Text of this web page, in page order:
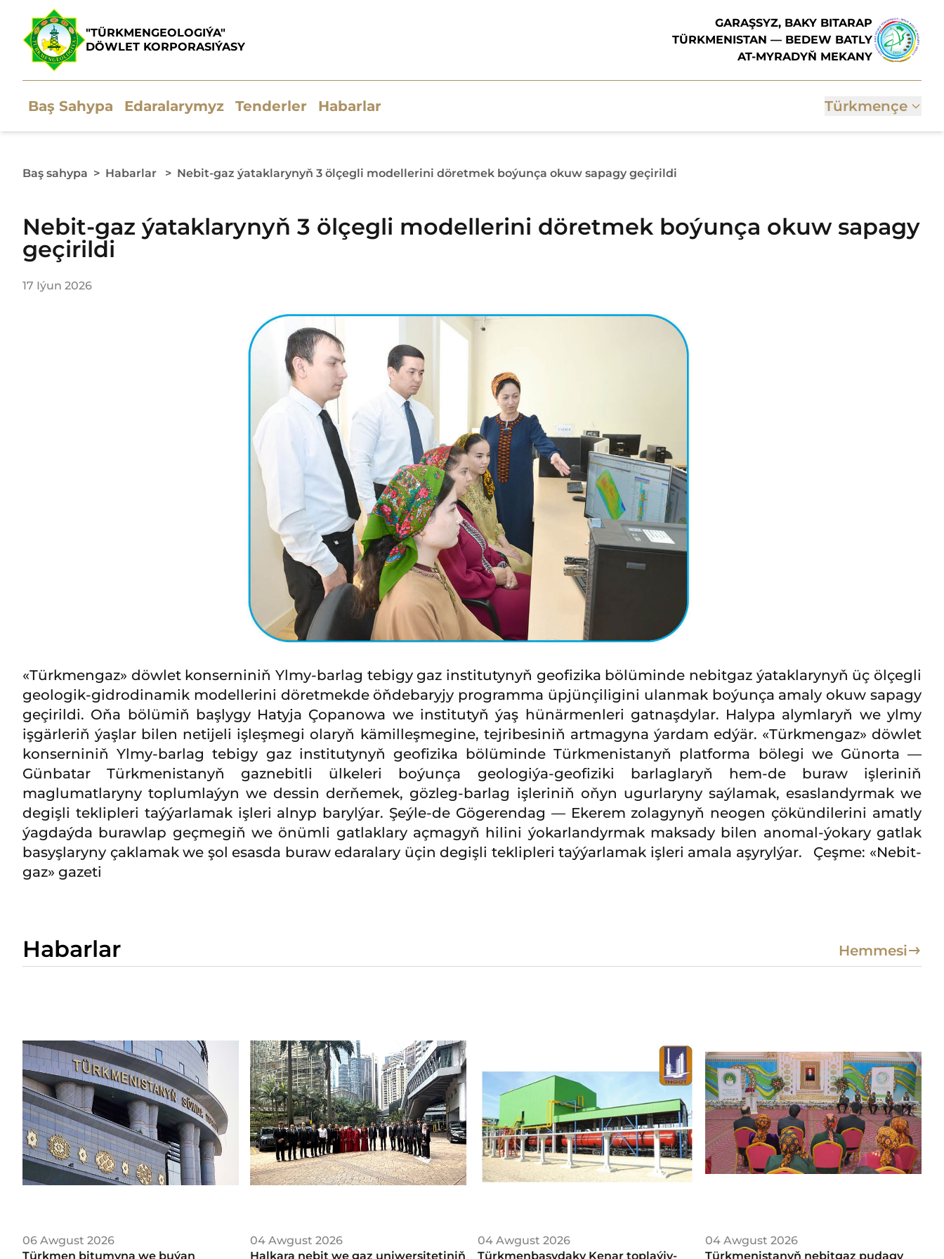
"TÜRKMENGEOLOGIÝA"
DÖWLET KORPORASIÝASY
GARAŞSYZ, BAKY BITARAP
TÜRKMENISTAN — BEDEW BATLY
AT-MYRADYŇ MEKANY
Baş Sahypa Edaralarymyz Tenderler Habarlar Türkmençe
Baş sahypa > Habarlar > Nebit-gaz ýataklarynyň 3 ölçegli modellerini döretmek boýunça okuw sapagy geçirildi
Nebit-gaz ýataklarynyň 3 ölçegli modellerini döretmek boýunça okuw sapagy
geçirildi
17 Iýun 2026
«Türkmengaz» döwlet konserniniň Ylmy-barlag tebigy gaz institutynyň geofizika bölüminde nebitgaz ýataklarynyň üç ölçegli
geologik-gidrodinamik modellerini döretmekde öňdebaryjy programma üpjünçiligini ulanmak boýunça amaly okuw sapagy
geçirildi. Oňa bölümiň başlygy Hatyja Çopanowa we institutyň ýaş hünärmenleri gatnaşdylar. Halypa alymlaryň we ylmy
işgärleriň ýaşlar bilen netijeli işleşmegi olaryň kämilleşmegine, tejribesiniň artmagyna ýardam edýär. «Türkmengaz» döwlet
konserniniň Ylmy-barlag tebigy gaz institutynyň geofizika bölüminde Türkmenistanyň platforma bölegi we Günorta —
Günbatar Türkmenistanyň gaznebitli ülkeleri boýunça geologiýa-geofiziki barlaglaryň hem-de buraw işleriniň
maglumatlaryny toplumlaýyn we dessin derňemek, gözleg-barlag işleriniň oňyn ugurlaryny saýlamak, esaslandyrmak we
degişli teklipleri taýýarlamak işleri alnyp barylýar. Şeýle-de Gögerendag — Ekerem zolagynyň neogen çökündilerini amatly
ýagdaýda burawlap geçmegiň we önümli gatlaklary açmagyň hilini ýokarlandyrmak maksady bilen anomal-ýokary gatlak
basyşlaryny çaklamak we şol esasda buraw edaralary üçin degişli teklipleri taýýarlamak işleri amala aşyrylýar. Çeşme: «Nebit-
gaz» gazeti
Habarlar Hemmesi
06 Awgust 2026
Türkmen bitumyna we buýan
04 Awgust 2026
Halkara nebit we gaz uniwersitetiniň
04 Awgust 2026
Türkmenbaşydaky Kenar toplaýjy-
04 Awgust 2026
Türkmenistanyň nebitgaz pudagy